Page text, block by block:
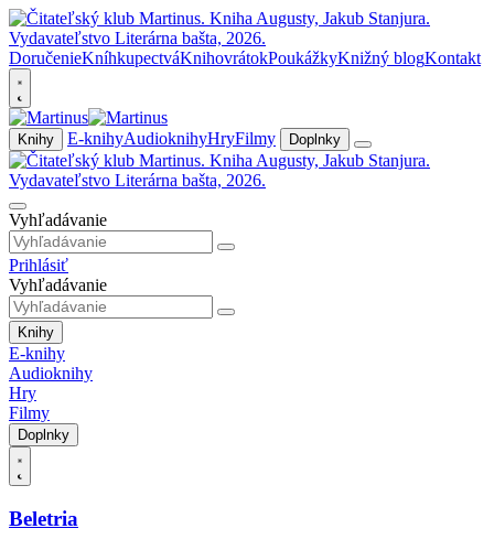
DoručenieKníhkupectváKnihovrátokPoukážkyKnižný blogKontakt
Knihy E-knihyAudioknihyHryFilmy Doplnky
Vyhľadávanie
Prihlásiť
Vyhľadávanie
Knihy
E-knihy
Audioknihy
Hry
Filmy
Doplnky
Beletria